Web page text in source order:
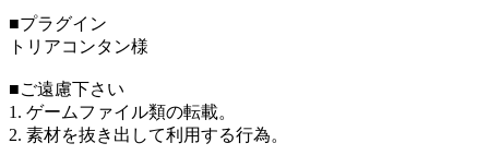
■プラグイン
トリアコンタン様
■ご遠慮下さい
1. ゲームファイル類の転載。
2. 素材を抜き出して利用する行為。